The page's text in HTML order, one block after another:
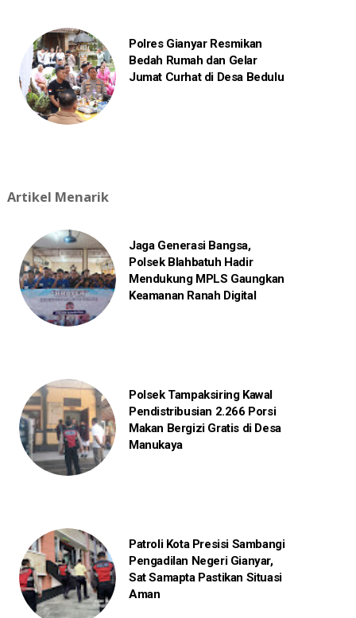
Polres Gianyar Resmikan
Bedah Rumah dan Gelar
Jumat Curhat di Desa Bedulu
Artikel Menarik
Jaga Generasi Bangsa,
Polsek Blahbatuh Hadir
Mendukung MPLS Gaungkan
Keamanan Ranah Digital
Polsek Tampaksiring Kawal
Pendistribusian 2.266 Porsi
Makan Bergizi Gratis di Desa
Manukaya
Patroli Kota Presisi Sambangi
Pengadilan Negeri Gianyar,
Sat Samapta Pastikan Situasi
Aman